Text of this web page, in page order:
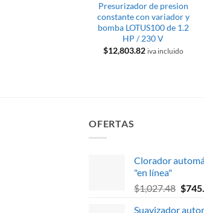
Presurizador de presion
constante con variador y
bomba LOTUS100 de 1.2
HP / 230 V
$12,803.82 iva incluido
OFERTAS
Clorador
"en línea"
$1,027.48 El
$
Suavizador